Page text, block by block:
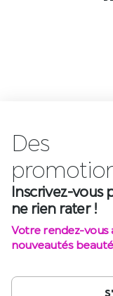
Des
promotio
Inscrivez-vous
ne rien rater !
Votre rendez-vous
nouveautés beauté